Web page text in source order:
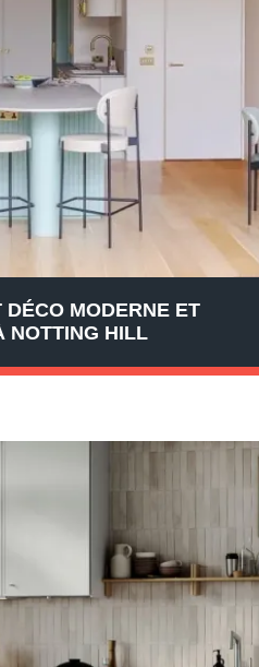
DÉCO MODERNE ET
NOTTING HILL